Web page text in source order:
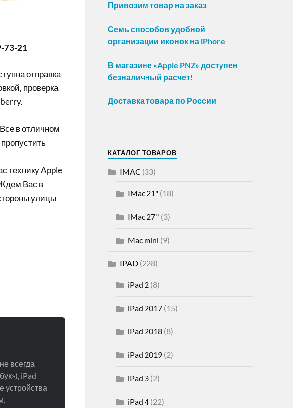
73-21
отправка
проверка
в отличном
технику Apple
Вас в
улицы
всегда
iPad
устройства
Привозим товар на заказ
Семь способов удобной
организации иконок на iPhone
В магазине «Apple PNZ» доступен
безналичный расчет!
Доставка товара по России
КАТАЛОГ ТОВАРОВ
IMAC (33)
IMac 21"(18)
IMac 27'' (3)
Mac mini (9)
IPAD(228)
iPad 2(8)
iPad 2017(15)
iPad 2018(8)
iPad 2019(2)
iPad 3(2)
iPad 4(22)